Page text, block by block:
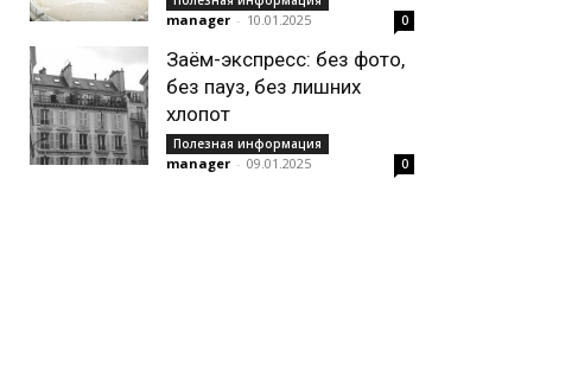
manager - 10.01.2025 0
Заём-экспресс: без фото,
без пауз, без лишних
хлопот
Полезная информация
manager - 09.01.2025 0